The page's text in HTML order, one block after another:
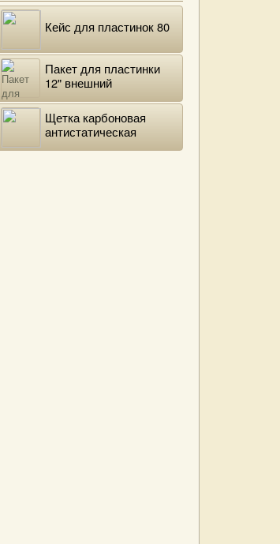
Кейс для пластинок 80
Пакет для пластинки
12" внешний
Щетка карбоновая
антистатическая